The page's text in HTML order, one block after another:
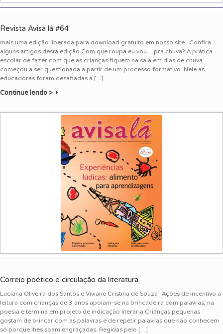
Revista Avisa lá #64
mais uma edição liberada para download gratuito em nosso site Confira
alguns artigos desta edição Com que roupa eu vou… pra chuva? A prática
escolar de fazer com que as crianças fiquem na sala em dias de chuva
começou a ser questionada a partir de um processo formativo. Nele as
educadoras foram desafiadas a […]
Continue lendo >
Correio poético e circulação da literatura
Luciana Oliveira dos Santos e Viviane Cristina de Souza¹ Ações de incentivo à
leitura com crianças de 3 anos apoiam-se na brincadeira com palavras, na
poesia e termina em projeto de indicação literária Crianças pequenas
gostam de brincar com as palavras e de repetir palavras que não conhecem
só porque lhes soam engraçadas. Regidas pelo […]